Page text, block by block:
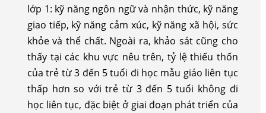
lớp 1: kỹ năng ngôn ngữ và nhận thức, kỹ năng
giao tiếp, kỹ năng cảm xúc, kỹ năng xã hội, sức
khỏe và thể chất. Ngoài ra, khảo sát cũng cho
thấy tại các khu vực nêu trên, tỷ lệ thiếu thốn
của trẻ từ 3 đến 5 tuổi đi học mẫu giáo liên tục
thấp hơn so với trẻ từ 3 đến 5 tuổi không đi
học liên tục, đặc biệt ở giai đoạn phát triển của